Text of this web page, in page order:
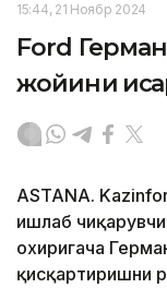
15:44, 21 Ноябр 2024
Ford
жойини
ASTANA.
ишлаб
охиригача
қисқартиришни